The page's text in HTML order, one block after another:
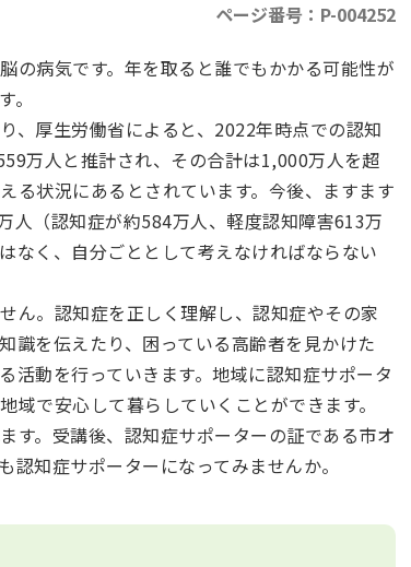
ページ番号：P-004252
の病気です。年を取ると誰でもかかる可能性が
、厚生労働省によると、2022年時点での認知
万人と推計され、その合計は1,000万人を超
る状況にあるとされています。今後、ますます
人（認知症が約584万人、軽度認知障害613万
なく、自分ごととして考えなければならない
ん。認知症を正しく理解し、認知症やその家
識を伝えたり、困っている高齢者を見かけた
活動を行っていきます。地域に認知症サポータ
で安心して暮らしていくことができます。
す。受講後、認知症サポーターの証である市オ
知症サポーターになってみませんか。